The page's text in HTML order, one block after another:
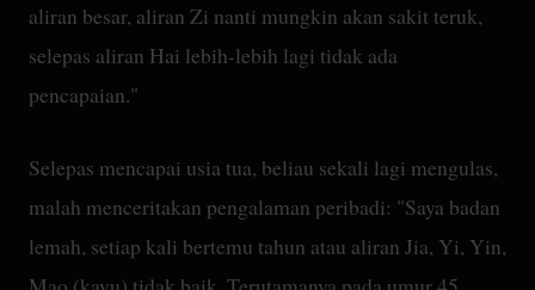
aliran besar, aliran Zi nanti mungkin akan sakit teruk,
selepas aliran Hai lebih-lebih lagi tidak ada
pencapaian."
Selepas mencapai usia tua, beliau sekali lagi mengulas,
malah menceritakan pengalaman peribadi: "Saya badan
lemah, setiap kali bertemu tahun atau aliran Jia, Yi, Yin,